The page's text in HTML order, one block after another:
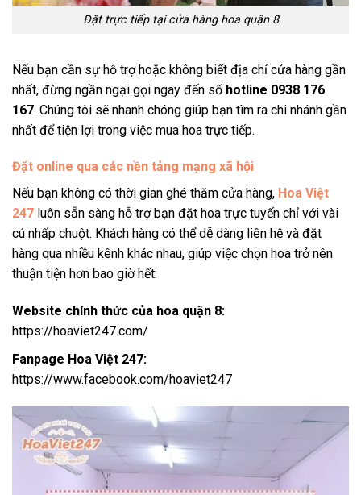
Đặt trực tiếp tại cửa hàng hoa quận 8
Nếu bạn cần sự hỗ trợ hoặc không biết địa chỉ cửa hàng gần
nhất, đừng ngần ngại gọi ngay đến số hotline 0938 176
167. Chúng tôi sẽ nhanh chóng giúp bạn tìm ra chi nhánh gần
nhất để tiện lợi trong việc mua hoa trực tiếp.
Đặt online qua các nền tảng mạng xã hội
Nếu bạn không có thời gian ghé thăm cửa hàng, Hoa Việt
247 luôn sẵn sàng hỗ trợ bạn đặt hoa trực tuyến chỉ với vài
cú nhấp chuột. Khách hàng có thể dễ dàng liên hệ và đặt
hàng qua nhiều kênh khác nhau, giúp việc chọn hoa trở nên
thuận tiện hơn bao giờ hết:
Website chính thức của hoa quận 8:
https://hoaviet247.com/
Fanpage Hoa Việt 247:
https://www.facebook.com/hoaviet247